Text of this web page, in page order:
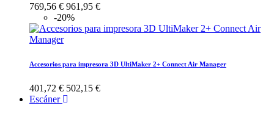
769,56 € 961,95 €
-20%
Accesorios para impresora 3D UltiMaker 2+ Connect Air Manager
401,72 € 502,15 €
Escáner